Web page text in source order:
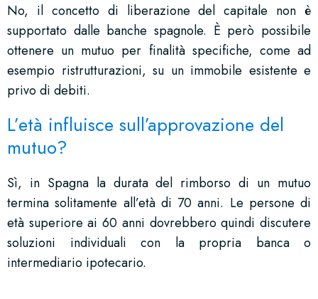
No, il concetto di liberazione del capitale non è
supportato dalle banche spagnole. È però possibile
ottenere un mutuo per finalità specifiche, come ad
esempio ristrutturazioni, su un immobile esistente e
privo di debiti.
L’età influisce sull’approvazione del
mutuo?
Sì, in Spagna la durata del rimborso di un mutuo
termina solitamente all’età di 70 anni. Le persone di
età superiore ai 60 anni dovrebbero quindi discutere
soluzioni individuali con la propria banca o
intermediario ipotecario.